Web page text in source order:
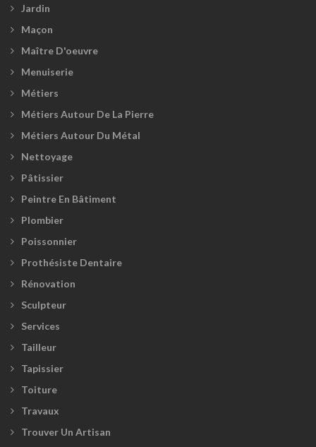
Jardin
Maçon
Maître D'oeuvre
Menuiserie
Métiers
Métiers Autour De La Pierre
Métiers Autour Du Métal
Nettoyage
Pâtissier
Peintre En Bâtiment
Plombier
Poissonnier
Prothésiste Dentaire
Rénovation
Sculpteur
Services
Tailleur
Tapissier
Toiture
Travaux
Trouver Un Artisan